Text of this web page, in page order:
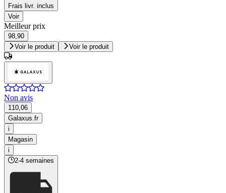
Frais livr. inclus
Voir
Meilleur prix
98,90
Voir le produit
Voir le produit
Non avis
110,06
Galaxus.fr
i
Magasin
i
2-4 semaines